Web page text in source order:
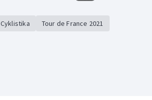
Cyklistika Tour de France 2021